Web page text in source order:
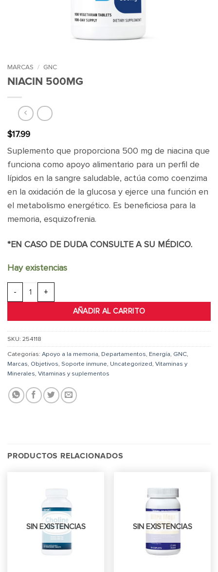
MARCAS / GNC
NIACIN 500MG
$17.99
Suplemento que proporciona 500 mg de niacina que
funciona como apoyo alimentario para un perfil de
lípidos en la sangre saludable, actúa como coenzima
en la oxidación de la glucosa y ejerce una función en
el metabolismo energético. Es beneficiosa para la
memoria, esquizofrenia.
*EN CASO DE DUDA CONSULTE A SU MÉDICO.
Hay existencias
Niacin 500mg cantidad
AÑADIR AL CARRITO
SKU: 254118
Categorías: Apoyo a la memoria, Departamentos, Energía, GNC,
Marcas, Objetivos, Soporte inmune, Uncategorized, Vitaminas y
Minerales, Vitaminas y suplementos
PRODUCTOS RELACIONADOS
SIN EXISTENCIAS SIN EXISTENCIAS